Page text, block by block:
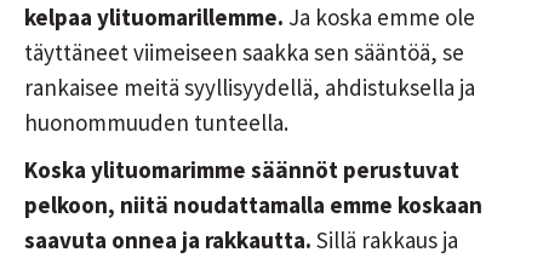
kelpaa ylituomarillemme. Ja koska emme ole
täyttäneet viimeiseen saakka sen sääntöä, se
rankaisee meitä syyllisyydellä, ahdistuksella ja
huonommuuden tunteella.
Koska ylituomarimme säännöt perustuvat
pelkoon, niitä noudattamalla emme koskaan
saavuta onnea ja rakkautta. Sillä rakkaus ja